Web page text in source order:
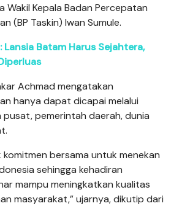
Wakil Kepala Badan Percepatan
(BP Taskin) Iwan Sumule.
Lansia Batam Harus Sejahtera,
Achmad mengatakan
hanya dapat dicapai melalui
pemerintah daerah, dunia
komitmen bersama untuk menekan
sehingga kehadiran
mampu meningkatkan kualitas
masyarakat,” ujarnya, dikutip dari